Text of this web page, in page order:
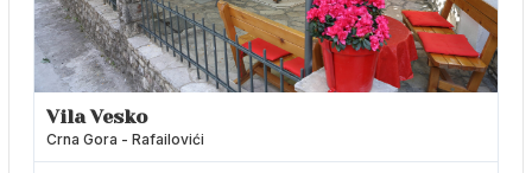
Vila Vesko
Crna Gora - Rafailovići